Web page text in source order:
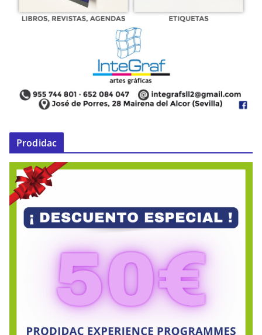
Prodidac